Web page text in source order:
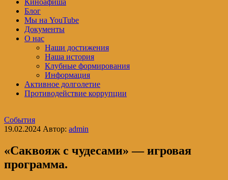
Киноафиша
Блог
Мы на YouTube
Документы
О нас
Наши достижения
Наша история
Клубные формирования
Информация
Активное долголетие
Противодействие коррупции
События
19.02.2024 Автор: admin
«Саквояж с чудесами» — игровая
программа.